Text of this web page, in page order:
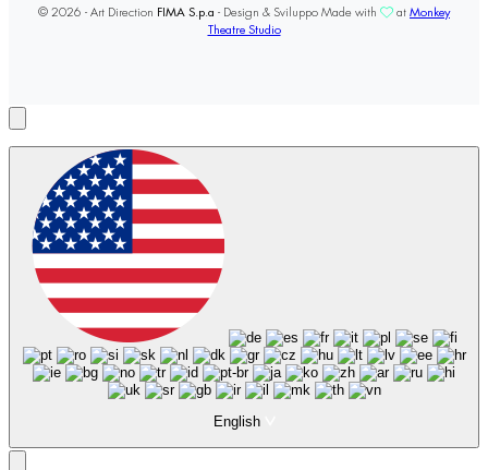
© 2026 - Art Direction FIMA S.p.a - Design & Sviluppo Made with at Monkey
Theatre Studio
English